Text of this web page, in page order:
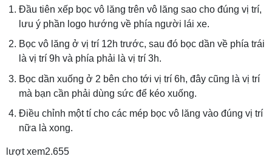
Đầu tiên xếp bọc vô lăng trên vô lăng sao cho đúng vị trí,
lưu ý phần logo hướng về phía người lái xe.
Bọc vô lăng ở vị trí 12h trước, sau đó bọc dần về phía trái
là vị trí 9h và phía phải là vị trí 3h.
Bọc dần xuống ở 2 bên cho tới vị trí 6h, đây cũng là vị trí
mà bạn cần phải dùng sức để kéo xuống.
Điều chỉnh một tí cho các mép bọc vô lăng vào đúng vị trí
nữa là xong.
lượt xem2.655